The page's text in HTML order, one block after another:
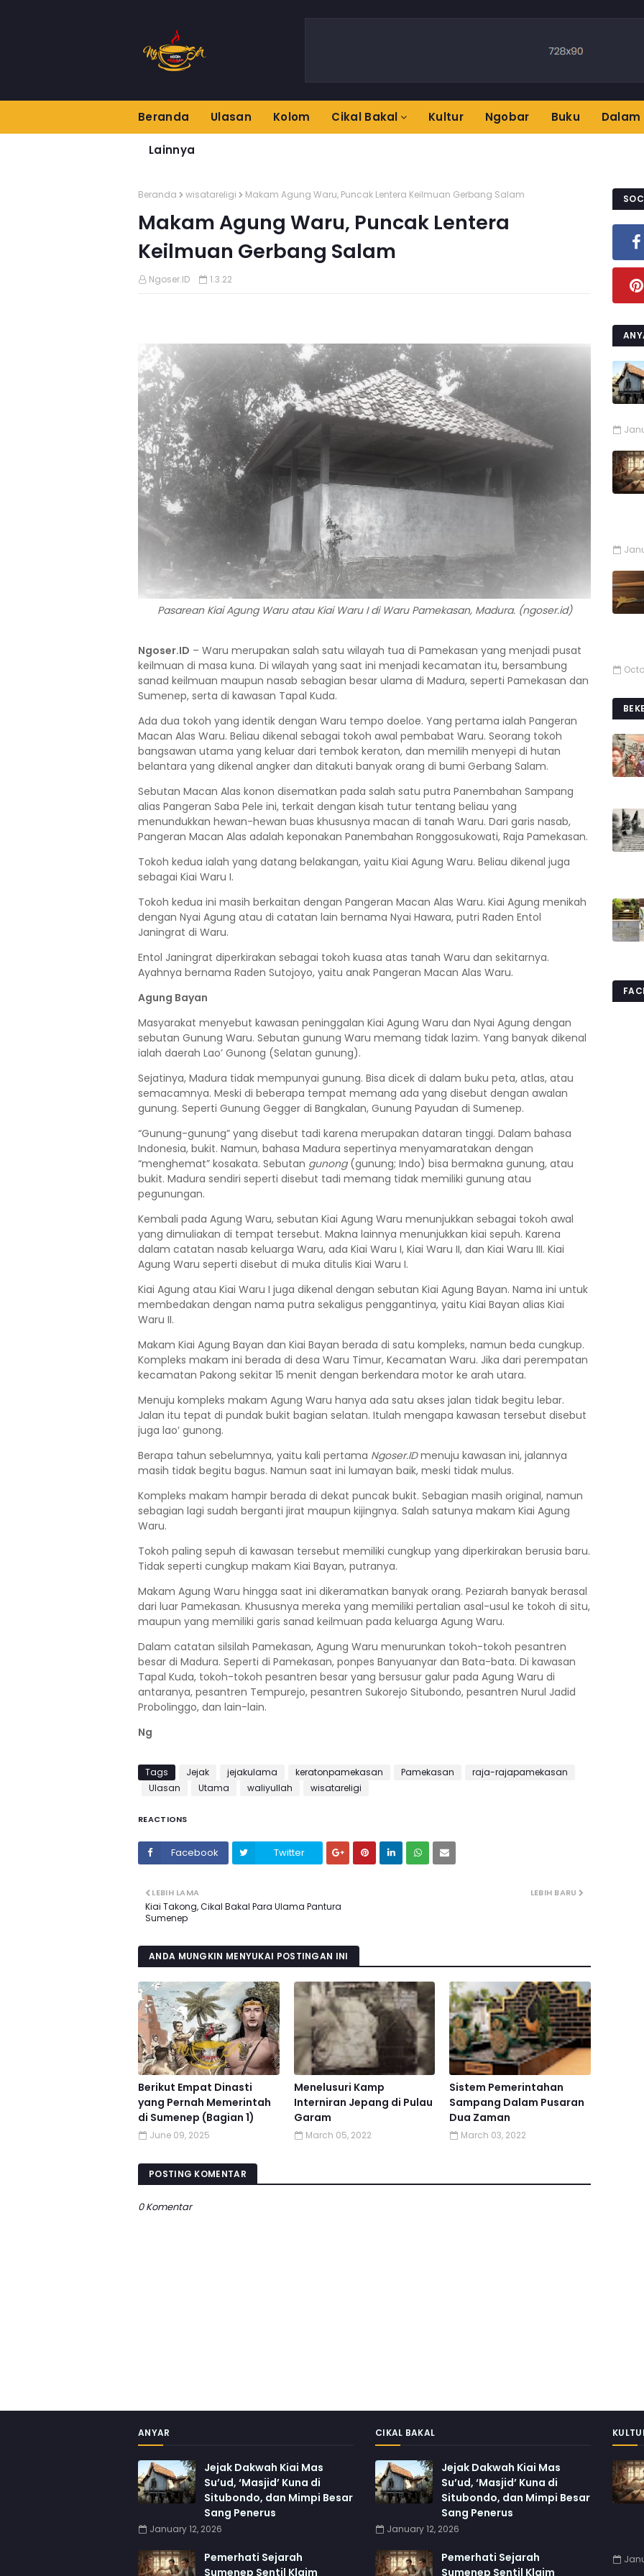
Beranda Ulasan Kolom Cikal Bakal Kultur Ngobar Buku Dalam
Lainnya
Beranda wisatareligi Makam Agung Waru, Puncak Lentera Keilmuan Gerbang Salam
Makam Agung Waru, Puncak Lentera
Keilmuan Gerbang Salam
Ngoser.ID 1.3.22
Pasarean Kiai Agung Waru atau Kiai Waru I di Waru Pamekasan, Madura. (ngoser.id)
Ngoser.ID – Waru merupakan salah satu wilayah tua di Pamekasan yang menjadi pusat
keilmuan di masa kuna. Di wilayah yang saat ini menjadi kecamatan itu, bersambung
sanad keilmuan maupun nasab sebagian besar ulama di Madura, seperti Pamekasan dan
Sumenep, serta di kawasan Tapal Kuda.
Ada dua tokoh yang identik dengan Waru tempo doeloe. Yang pertama ialah Pangeran
Macan Alas Waru. Beliau dikenal sebagai tokoh awal pembabat Waru. Seorang tokoh
bangsawan utama yang keluar dari tembok keraton, dan memilih menyepi di hutan
belantara yang dikenal angker dan ditakuti banyak orang di bumi Gerbang Salam.
Sebutan Macan Alas konon disematkan pada salah satu putra Panembahan Sampang
alias Pangeran Saba Pele ini, terkait dengan kisah tutur tentang beliau yang
menundukkan hewan-hewan buas khususnya macan di tanah Waru. Dari garis nasab,
Pangeran Macan Alas adalah keponakan Panembahan Ronggosukowati, Raja Pamekasan.
Tokoh kedua ialah yang datang belakangan, yaitu Kiai Agung Waru. Beliau dikenal juga
sebagai Kiai Waru I.
Tokoh kedua ini masih berkaitan dengan Pangeran Macan Alas Waru. Kiai Agung menikah
dengan Nyai Agung atau di catatan lain bernama Nyai Hawara, putri Raden Entol
Janingrat di Waru.
Entol Janingrat diperkirakan sebagai tokoh kuasa atas tanah Waru dan sekitarnya.
Ayahnya bernama Raden Sutojoyo, yaitu anak Pangeran Macan Alas Waru.
Agung Bayan
Masyarakat menyebut kawasan peninggalan Kiai Agung Waru dan Nyai Agung dengan
sebutan Gunung Waru. Sebutan gunung Waru memang tidak lazim. Yang banyak dikenal
ialah daerah Lao’ Gunong (Selatan gunung).
Sejatinya, Madura tidak mempunyai gunung. Bisa dicek di dalam buku peta, atlas, atau
semacamnya. Meski di beberapa tempat memang ada yang disebut dengan awalan
gunung. Seperti Gunung Gegger di Bangkalan, Gunung Payudan di Sumenep.
“Gunung-gunung” yang disebut tadi karena merupakan dataran tinggi. Dalam bahasa
Indonesia, bukit. Namun, bahasa Madura sepertinya menyamaratakan dengan
“menghemat” kosakata. Sebutan gunong(gunung; Indo) bisa bermakna gunung, atau
bukit. Madura sendiri seperti disebut tadi memang tidak memiliki gunung atau
pegunungan.
Kembali pada Agung Waru, sebutan Kiai Agung Waru menunjukkan sebagai tokoh awal
yang dimuliakan di tempat tersebut. Makna lainnya menunjukkan kiai sepuh. Karena
dalam catatan nasab keluarga Waru, ada Kiai Waru I, Kiai Waru II, dan Kiai Waru III. Kiai
Agung Waru seperti disebut di muka ditulis Kiai Waru I.
Kiai Agung atau Kiai Waru I juga dikenal dengan sebutan Kiai Agung Bayan. Nama ini untuk
membedakan dengan nama putra sekaligus penggantinya, yaitu Kiai Bayan alias Kiai
Waru II.
Makam Kiai Agung Bayan dan Kiai Bayan berada di satu kompleks, namun beda cungkup.
Kompleks makam ini berada di desa Waru Timur, Kecamatan Waru. Jika dari perempatan
kecamatan Pakong sekitar 15 menit dengan berkendara motor ke arah utara.
Menuju kompleks makam Agung Waru hanya ada satu akses jalan tidak begitu lebar.
Jalan itu tepat di pundak bukit bagian selatan. Itulah mengapa kawasan tersebut disebut
juga lao’ gunong.
Berapa tahun sebelumnya, yaitu kali pertama Ngoser.IDmenuju kawasan ini, jalannya
masih tidak begitu bagus. Namun saat ini lumayan baik, meski tidak mulus.
Kompleks makam hampir berada di dekat puncak bukit. Sebagian masih original, namun
sebagian lagi sudah berganti jirat maupun kijingnya. Salah satunya makam Kiai Agung
Waru.
Tokoh paling sepuh di kawasan tersebut memiliki cungkup yang diperkirakan berusia baru.
Tidak seperti cungkup makam Kiai Bayan, putranya.
Makam Agung Waru hingga saat ini dikeramatkan banyak orang. Peziarah banyak berasal
dari luar Pamekasan. Khususnya mereka yang memiliki pertalian asal-usul ke tokoh di situ,
maupun yang memiliki garis sanad keilmuan pada keluarga Agung Waru.
Dalam catatan silsilah Pamekasan, Agung Waru menurunkan tokoh-tokoh pesantren
besar di Madura. Seperti di Pamekasan, ponpes Banyuanyar dan Bata-bata. Di kawasan
Tapal Kuda, tokoh-tokoh pesantren besar yang bersusur galur pada Agung Waru di
antaranya, pesantren Tempurejo, pesantren Sukorejo Situbondo, pesantren Nurul Jadid
Probolinggo, dan lain-lain.
Ng
Tags Jejak jejakulama keratonpamekasan Pamekasan
raja-rajapamekasan
Ulasan
Utama waliyullah wisatareligi
REACTIONS
Facebook Twitter
LEBIH BARU
LEBIH LAMA
Kiai Takong, Cikal Bakal Para Ulama Pantura
Sumenep
ANDA MUNGKIN MENYUKAI POSTINGAN INI
Berikut Empat Dinasti
yang Pernah Memerintah
di Sumenep (Bagian 1)
June 09, 2025
Menelusuri Kamp
Interniran Jepang di Pulau
Garam
March 05, 2022
Sistem Pemerintahan
Sampang Dalam Pusaran
Dua Zaman
March 03, 2022
POSTING KOMENTAR
0 Komentar
ANYAR
Jejak Dakwah Kiai Mas
Su’ud, ‘Masjid’ Kuna di
Situbondo, dan Mimpi Besar
Sang Penerus
January 12, 2026
Pemerhati Sejarah
Sumenep Sentil Klaim
CIKAL BAKAL
Jejak Dakwah Kiai Mas
Su’ud, ‘Masjid’ Kuna di
Situbondo, dan Mimpi Besar
Sang Penerus
January 12, 2026
Pemerhati Sejarah
Sumenep Sentil Klaim